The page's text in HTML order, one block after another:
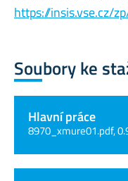
https://insis.vse.cz/
Soubory ke
Hlavní práce
8970_xmure01.pdf,